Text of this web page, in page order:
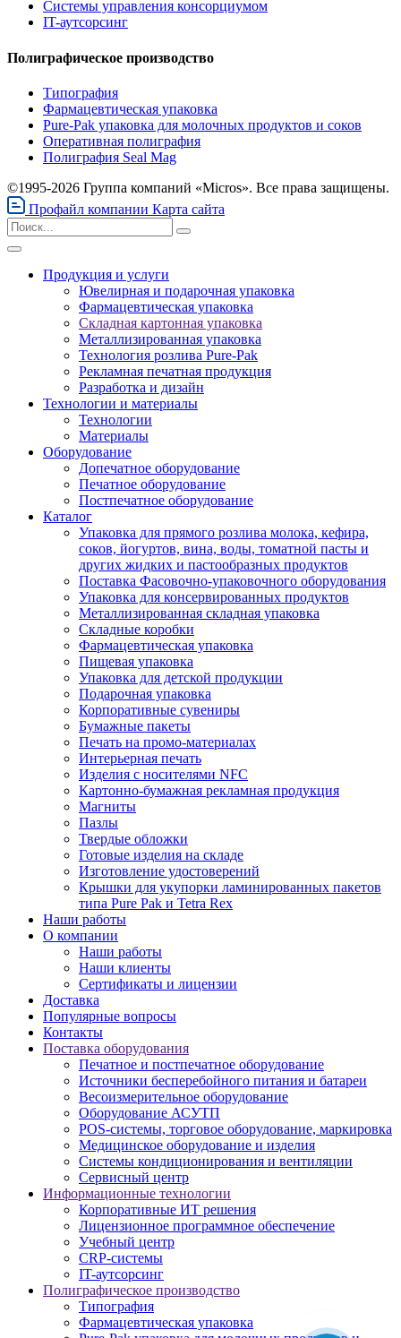
Системы управления консорциумом
IT-аутсорсинг
Полиграфическое производство
Типография
Фармацевтическая упаковка
Pure-Pak упаковка для молочных продуктов и соков
Оперативная полиграфия
Полиграфия Seal Mag
©1995-2026 Группа компаний «Micros». Все права защищены.
Профайл компании Карта сайта
Продукция и услуги
Ювелирная и подарочная упаковка
Фармацевтическая упаковка
Складная картонная упаковка
Металлизированная упаковка
Технология розлива Pure-Pak
Рекламная печатная продукция
Разработка и дизайн
Технологии и материалы
Технологии
Материалы
Оборудование
Допечатное оборудование
Печатное оборудование
Постпечатное оборудование
Каталог
Упаковка для прямого розлива молока, кефира,
соков, йогуртов, вина, воды, томатной пасты и
других жидких и пастообразных продуктов
Поставка Фасовочно-упаковочного оборудования
Упаковка для консервированных продуктов
Металлизированная складная упаковка
Складные коробки
Фармацевтическая упаковка
Пищевая упаковка
Упаковка для детской продукции
Подарочная упаковка
Корпоративные сувениры
Бумажные пакеты
Печать на промо-материалах
Интерьерная печать
Изделия с носителями NFC
Картонно-бумажная рекламная продукция
Магниты
Пазлы
Твердые обложки
Готовые изделия на складе
Изготовление удостоверений
Крышки для укупорки ламинированных пакетов
типа Pure Pak и Tetra Rex
Наши работы
О компании
Наши работы
Наши клиенты
Сертификаты и лицензии
Доставка
Популярные вопросы
Контакты
Поставка оборудования
Печатное и постпечатное оборудование
Источники бесперебойного питания и батареи
Весоизмерительное оборудование
Оборудование АСУТП
POS-системы, торговое оборудование, маркировка
Медицинское оборудование и изделия
Системы кондиционирования и вентиляции
Сервисный центр
Информационные технологии
Корпоративные ИТ решения
Лицензионное программное обеспечение
Учебный центр
CRP-системы
IT-аутсорсинг
Полиграфическое производство
Типография
Фармацевтическая упаковка